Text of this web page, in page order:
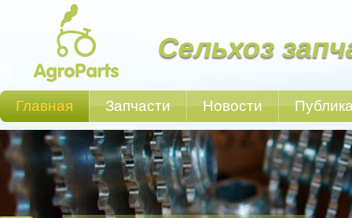
Сельхоз
Главная Запчасти Новости